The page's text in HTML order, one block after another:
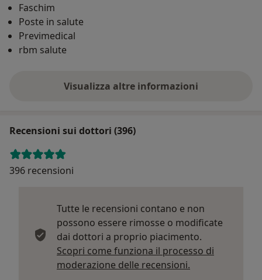
Faschim
Poste in salute
Previmedical
rbm salute
Visualizza altre informazioni
Recensioni sui dottori (396)
396 recensioni
Tutte le recensioni contano e non
possono essere rimosse o modificate
dai dottori a proprio piacimento.
Scopri come funziona il processo di
moderazione delle recensioni.